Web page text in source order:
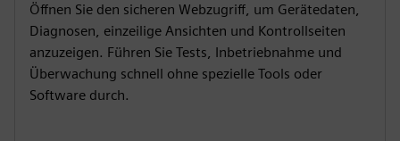
Öffnen Sie den sicheren Webzugriff, um Gerätedaten,
Diagnosen, einzeilige Ansichten und Kontrollseiten
anzuzeigen. Führen Sie Tests, Inbetriebnahme und
Überwachung schnell ohne spezielle Tools oder
Software durch.